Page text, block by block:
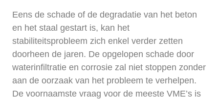
Eens de schade of de degradatie van het beton
en het staal gestart is, kan het
stabiliteitsprobleem zich enkel verder zetten
doorheen de jaren. De opgelopen schade door
waterinfiltratie en corrosie zal niet stoppen zonder
aan de oorzaak van het probleem te verhelpen.
De voornaamste vraag voor de meeste VME’s is